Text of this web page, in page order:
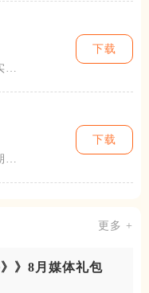
模
下载
将
下载
更多 +
》8月媒体礼包